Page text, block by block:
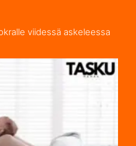
viidessä askeleessa